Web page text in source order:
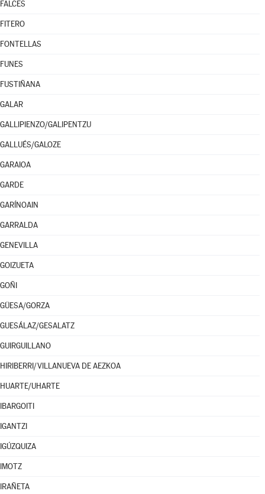
FALCES
FITERO
FONTELLAS
FUNES
FUSTIÑANA
GALAR
GALLIPIENZO/GALIPENTZU
GALLUÉS/GALOZE
GARAIOA
GARDE
GARÍNOAIN
GARRALDA
GENEVILLA
GOIZUETA
GOÑI
GÜESA/GORZA
GUESÁLAZ/GESALATZ
GUIRGUILLANO
HIRIBERRI/VILLANUEVA DE AEZKOA
HUARTE/UHARTE
IBARGOITI
IGANTZI
IGÚZQUIZA
IMOTZ
IRAÑETA